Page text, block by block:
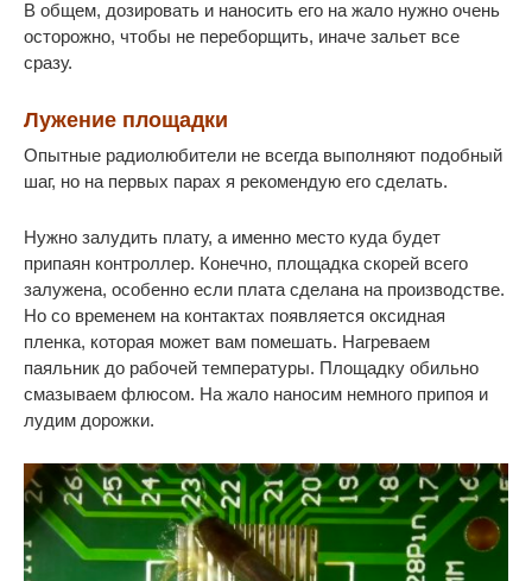
В общем, дозировать и наносить его на жало нужно очень
осторожно, чтобы не переборщить, иначе зальет все
сразу.
Лужение площадки
Опытные радиолюбители не всегда выполняют подобный
шаг, но на первых парах я рекомендую его сделать.
Нужно залудить плату, а именно место куда будет
припаян контроллер. Конечно, площадка скорей всего
залужена, особенно если плата сделана на производстве.
Но со временем на контактах появляется оксидная
пленка, которая может вам помешать. Нагреваем
паяльник до рабочей температуры. Площадку обильно
смазываем флюсом. На жало наносим немного припоя и
лудим дорожки.